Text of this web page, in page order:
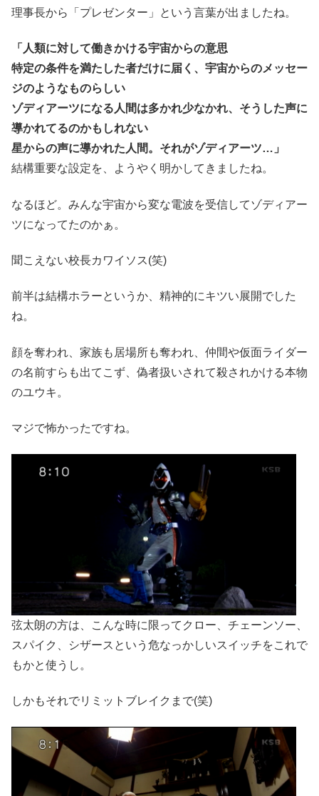
理事長から「プレゼンター」という言葉が出ましたね。
「人類に対して働きかける宇宙からの意思
特定の条件を満たした者だけに届く、宇宙からのメッセー
ジのようなものらしい
ゾディアーツになる人間は多かれ少なかれ、そうした声に
導かれてるのかもしれない
星からの声に導かれた人間。それがゾディアーツ…」
結構重要な設定を、ようやく明かしてきましたね。
なるほど。みんな宇宙から変な電波を受信してゾディアー
ツになってたのかぁ。
聞こえない校長カワイソス(笑)
前半は結構ホラーというか、精神的にキツい展開でした
ね。
顔を奪われ、家族も居場所も奪われ、仲間や仮面ライダー
の名前すらも出てこず、偽者扱いされて殺されかける本物
のユウキ。
マジで怖かったですね。
弦太朗の方は、こんな時に限ってクロー、チェーンソー、
スパイク、シザースという危なっかしいスイッチをこれで
もかと使うし。
しかもそれでリミットブレイクまで(笑)